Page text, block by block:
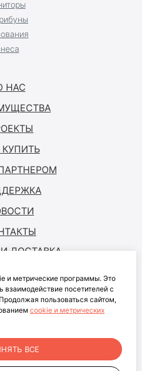
НАС
Все права защищены
персональных
сайта
КУПИТЬ
ДОСТАВКА
и метрические программы. Это
взаимодействие посетителей с
пользоваться сайтом,
cookie и метрических
ВСЕ